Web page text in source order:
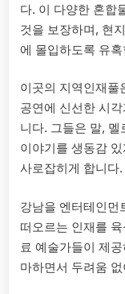
다. 이 다양한 혼합
것을 보장하며, 현
에 몰입하도록 유
이곳의 지역인재풀
공연에 신선한 시
니다. 그들은 말,
이야기를 생동감
사로잡히게 합니다.
강남을 엔터테인먼
떠오르는 인재를
료 예술가들이 제
마하면서 두려움